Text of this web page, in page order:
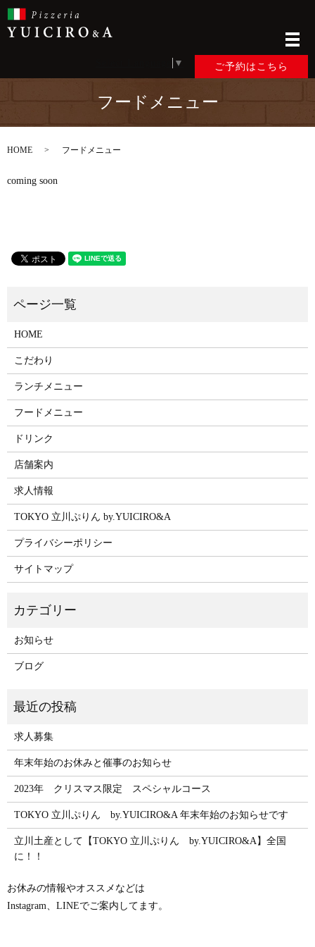
▼ ご予約はこちら
メ
フードメニュー
HOME フードメニュー
coming soon
HOME
こだわり
ランチメニュー
フードメニュー
ドリンク
店舗案内
求人情報
TOKYO 立川ぷりん by.YUICIRO&A
プライバシーポリシー
サイトマップ
お知らせ
ブログ
求人募集
年末年始のお休みと催事のお知らせ
2023年 クリスマス限定 スペシャルコース
TOKYO 立川ぷりん by.YUICIRO&A 年末年始のお知らせです
立川土産として【TOKYO 立川ぷりん by.YUICIRO&A】全国
に！！
お休みの情報やオススメなどは
Instagram、LINEでご案内してます。